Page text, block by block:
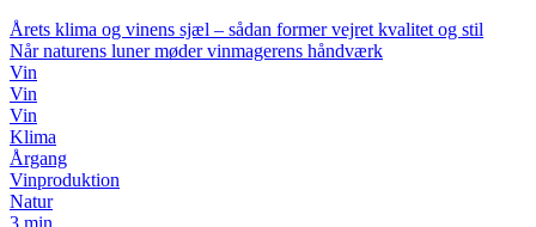
Årets klima og vinens sjæl – sådan former vejret kvalitet og stil
Når naturens luner møder vinmagerens håndværk
Vin
Vin
Vin
Klima
Årgang
Vinproduktion
Natur